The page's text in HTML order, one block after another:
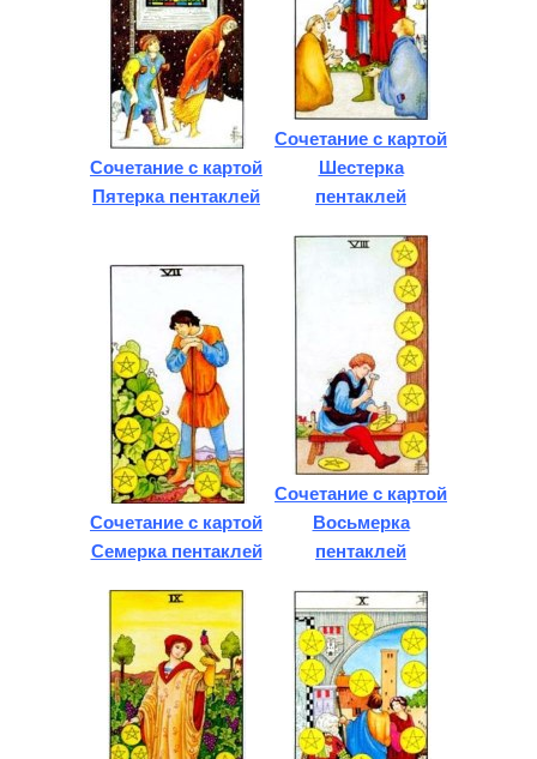
Сочетание с картой
Пятерка пентаклей
Сочетание с картой
Шестерка
пентаклей
Сочетание с картой
Семерка пентаклей
Сочетание с картой
Восьмерка
пентаклей